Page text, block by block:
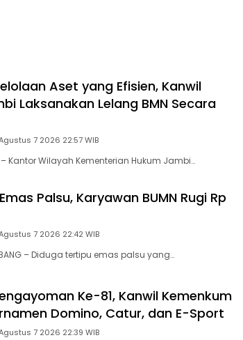
Aset yang Efisien, Kanwil
Laksanakan Lelang BMN Secara
7 2026 22:57 WIB
– Kantor Wilayah Kementerian Hukum Jambi…
Palsu, Karyawan BUMN Rugi Rp
7 2026 22:42 WIB
– Diduga tertipu emas palsu yang…
Ke-81, Kanwil Kemenkum
Domino, Catur, dan E-Sport
7 2026 22:39 WIB